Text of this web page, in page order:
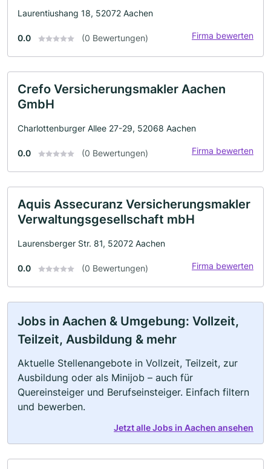
Laurentiushang 18, 52072 Aachen
0.0 (0 Bewertungen) Firma bewerten
Crefo Versicherungsmakler Aachen
GmbH
Charlottenburger Allee 27-29, 52068 Aachen
0.0 (0 Bewertungen) Firma bewerten
Aquis Assecuranz Versicherungsmakler
Verwaltungsgesellschaft mbH
Laurensberger Str. 81, 52072 Aachen
0.0 (0 Bewertungen) Firma bewerten
Jobs in Aachen & Umgebung: Vollzeit,
Teilzeit, Ausbildung & mehr
Aktuelle Stellenangebote in Vollzeit, Teilzeit, zur
Ausbildung oder als Minijob – auch für
Quereinsteiger und Berufseinsteiger. Einfach filtern
und bewerben.
Jetzt alle Jobs in Aachen ansehen